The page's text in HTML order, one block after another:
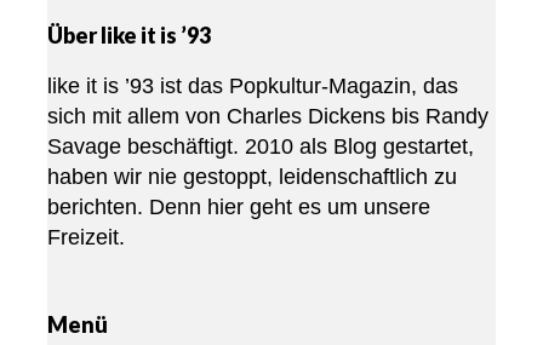
Über like it is ’93
like it is ’93 ist das Popkultur-Magazin, das
sich mit allem von Charles Dickens bis Randy
Savage beschäftigt. 2010 als Blog gestartet,
haben wir nie gestoppt, leidenschaftlich zu
berichten. Denn hier geht es um unsere
Freizeit.
Menü